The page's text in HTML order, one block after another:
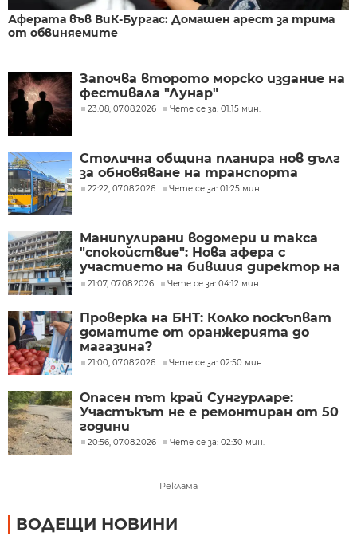
Аферата във ВиК-Бургас: Домашен арест за трима
от обвиняемите
Започва второто морско издание на
фестивала "Лунар"
23:08, 07.08.2026 Чете се за: 01:15 мин.
Столична община планира нов дълг
за обновяване на транспорта
22:22, 07.08.2026 Чете се за: 01:25 мин.
Манипулирани водомери и такса
"спокойствие": Нова афера с
участието на бившия директор на
"ВиК - Бургас"
21:07, 07.08.2026 Чете се за: 04:12 мин.
Проверка на БНТ: Колко поскъпват
доматите от оранжерията до
магазина?
21:00, 07.08.2026 Чете се за: 02:50 мин.
Опасен път край Сунгурларе:
Участъкът не е ремонтиран от 50
години
20:56, 07.08.2026 Чете се за: 02:30 мин.
Реклама
ВОДЕЩИ НОВИНИ